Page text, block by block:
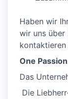
Haben wir
wir uns über
kontaktieren
One
Das
Die